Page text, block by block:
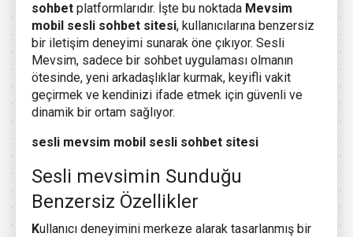
sohbet platformlarıdır. İşte bu noktada Mevsim
mobil sesli sohbet sitesi, kullanıcılarına benzersiz
bir iletişim deneyimi sunarak öne çıkıyor. Sesli
Mevsim, sadece bir sohbet uygulaması olmanın
ötesinde, yeni arkadaşlıklar kurmak, keyifli vakit
geçirmek ve kendinizi ifade etmek için güvenli ve
dinamik bir ortam sağlıyor.
sesli mevsim mobil sesli sohbet sitesi
Sesli mevsimin Sunduğu
Benzersiz Özellikler
Kullanıcı deneyimini merkeze alarak tasarlanmış bir